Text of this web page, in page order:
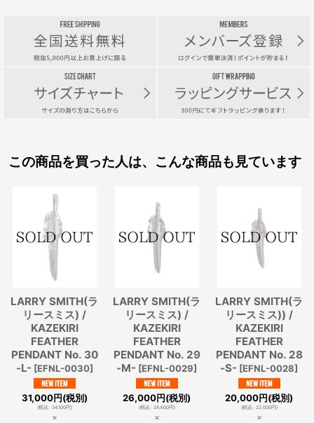
この商品を買った人は、こんな商品も見ています
LARRY SMITH(ラ
リースミス) /
KAZEKIRI
FEATHER
PENDANT No. 30
-L- [EFNL-0030]
31,000円(税別)
(税込: 34,100円)
×
LARRY SMITH(ラ
リースミス) /
KAZEKIRI
FEATHER
PENDANT No. 29
-M- [EFNL-0029]
26,000円(税別)
(税込: 28,600円)
×
LARRY SMITH(ラ
リースミス)) /
KAZEKIRI
FEATHER
PENDANT No. 28
-S- [EFNL-0028]
20,000円(税別)
(税込: 22,000円)
×